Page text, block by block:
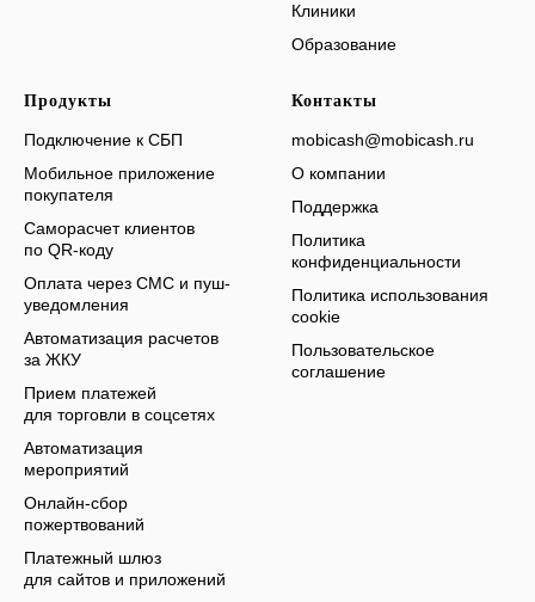
Клиники
Образование
Продукты
Подключение к СБП
Мобильное приложение
покупателя
Саморасчет клиентов
по QR-коду
Оплата через СМС и пуш-
уведомления
Автоматизация расчетов
за ЖКУ
Прием платежей
для торговли в соцсетях
Автоматизация
мероприятий
Онлайн-сбор
пожертвований
Платежный шлюз
для сайтов и приложений
Контакты
mobicash@mobicash.ru
О компании
Поддержка
Политика
конфиденциальности
Политика использования
cookie
Пользовательское
соглашение